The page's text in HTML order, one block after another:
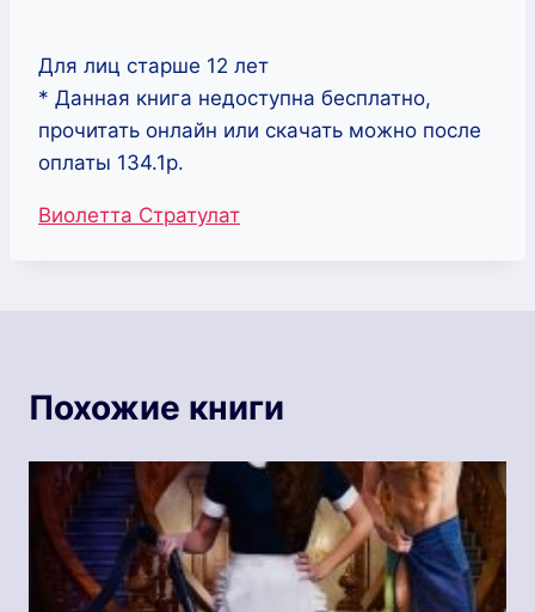
Для лиц старше 12 лет
* Данная книга недоступна бесплатно,
прочитать онлайн или скачать можно после
оплаты 134.1р.
Метки
Виолетта Стратулат
Похожие книги